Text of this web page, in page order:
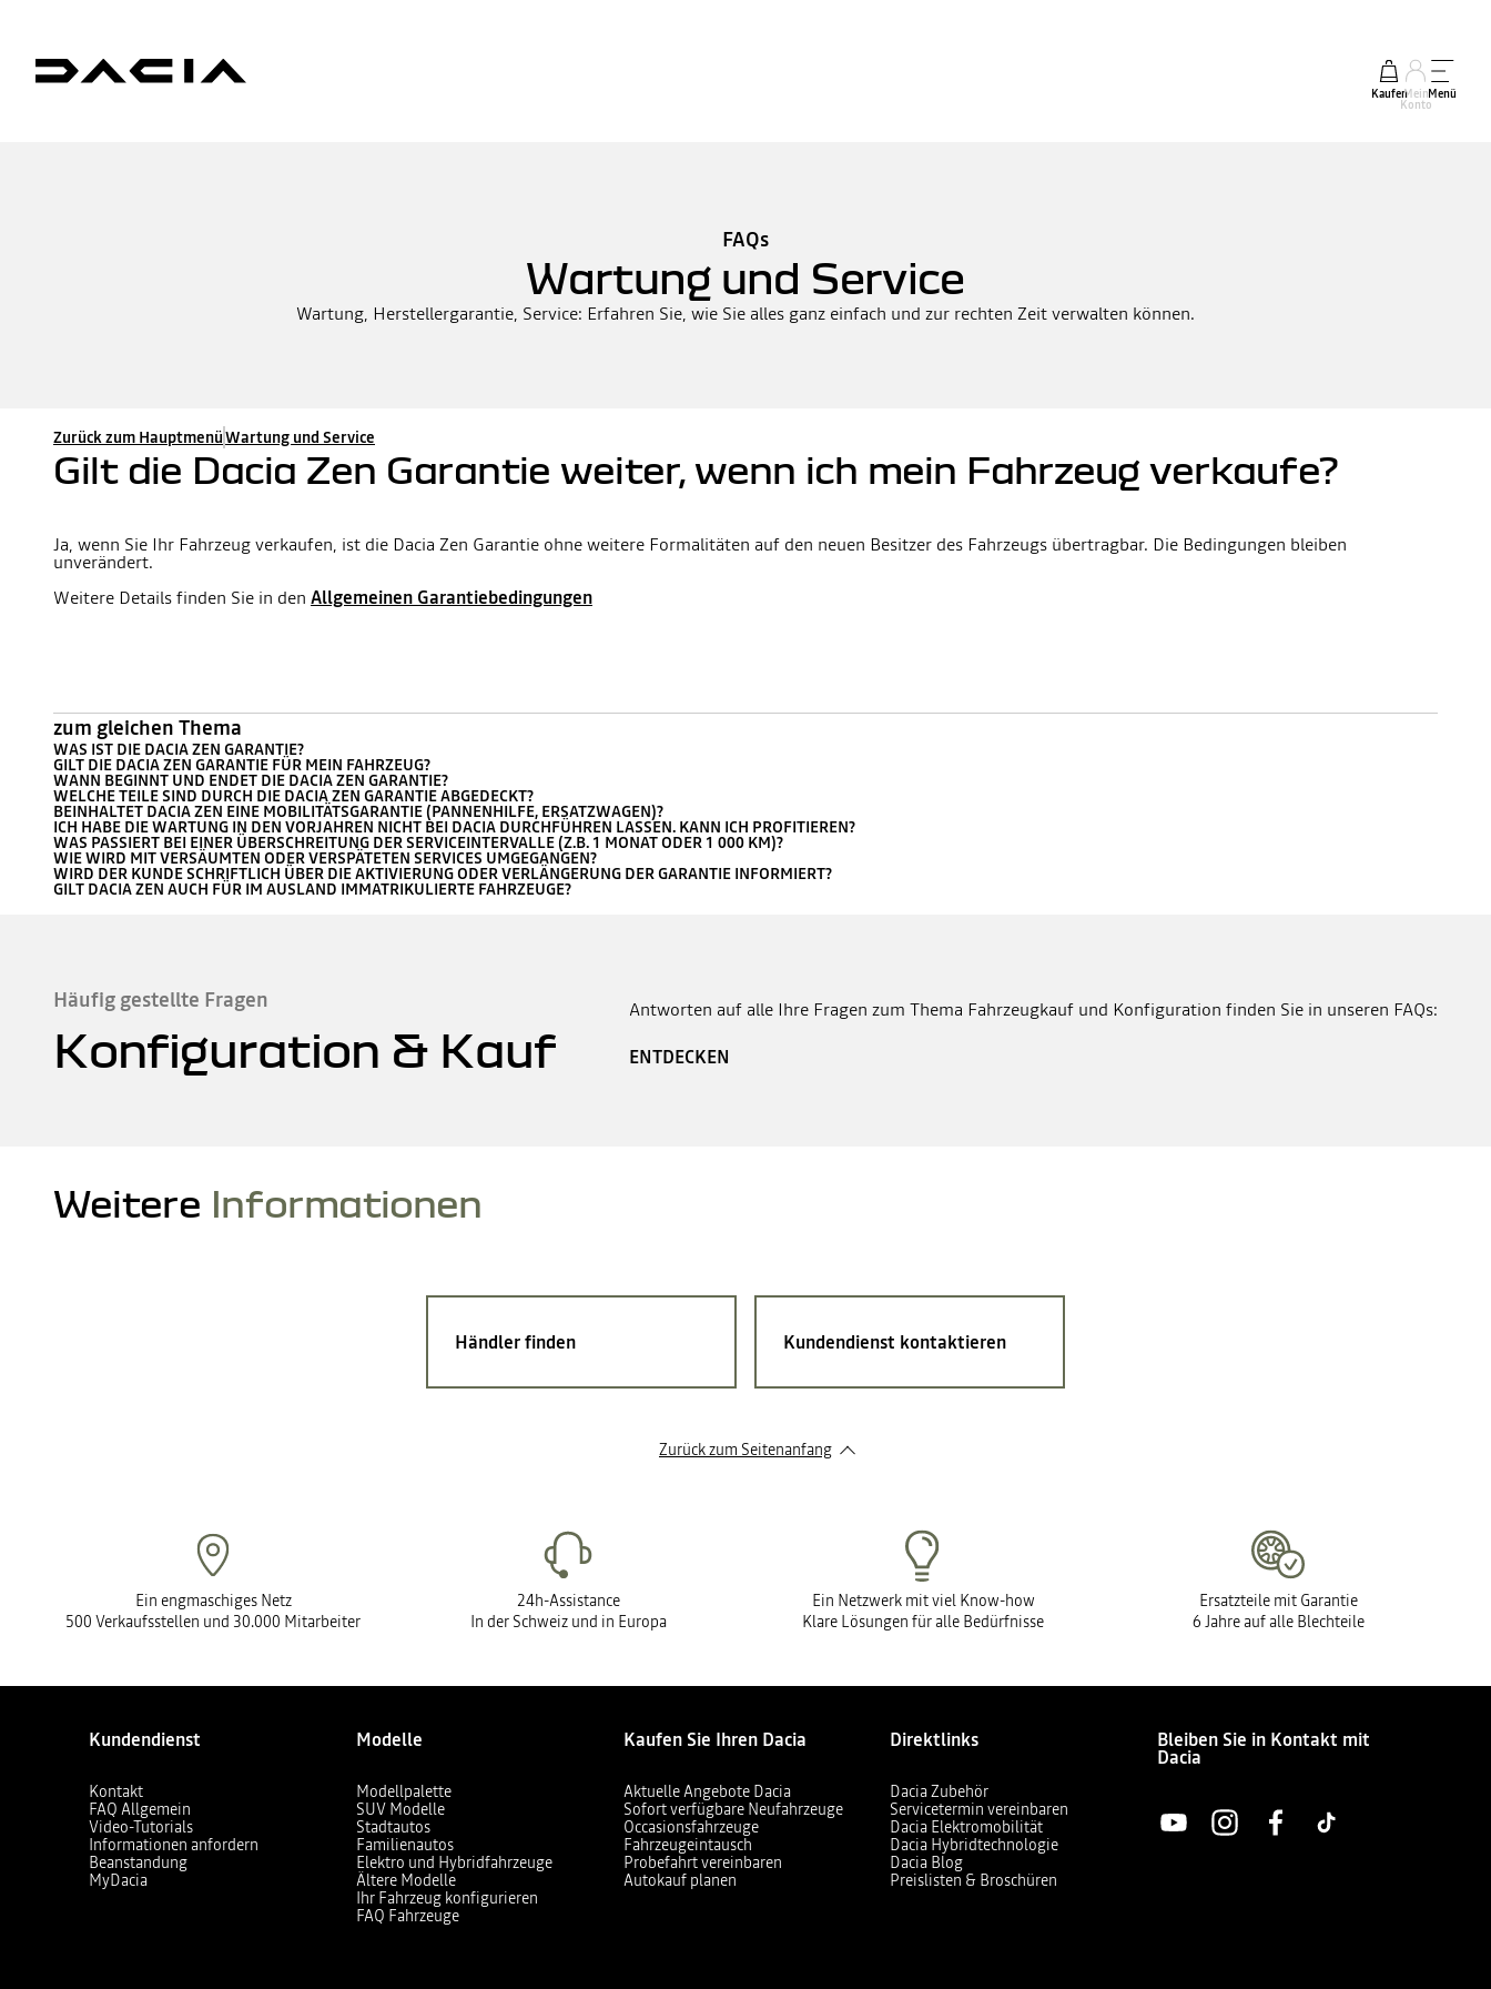
KaufenMein
Konto
Menü
FAQs
Wartung und Service
Wartung, Herstellergarantie, Service: Erfahren Sie, wie Sie alles ganz einfach und zur rechten Zeit verwalten können.
Zurück zum HauptmenüWartung und Service
Gilt die Dacia Zen Garantie weiter, wenn ich mein Fahrzeug verkaufe?
Ja, wenn Sie Ihr Fahrzeug verkaufen, ist die Dacia Zen Garantie ohne weitere Formalitäten auf den neuen Besitzer des Fahrzeugs übertragbar. Die Bedingungen bleiben
unverändert.
Weitere Details finden Sie in den Allgemeinen Garantiebedingungen
zum gleichen Thema
WAS IST DIE DACIA ZEN GARANTIE?
GILT DIE DACIA ZEN GARANTIE FÜR MEIN FAHRZEUG?
WANN BEGINNT UND ENDET DIE DACIA ZEN GARANTIE?
WELCHE TEILE SIND DURCH DIE DACIA ZEN GARANTIE ABGEDECKT?
BEINHALTET DACIA ZEN EINE MOBILITÄTSGARANTIE (PANNENHILFE, ERSATZWAGEN)?
ICH HABE DIE WARTUNG IN DEN VORJAHREN NICHT BEI DACIA DURCHFÜHREN LASSEN. KANN ICH PROFITIEREN?
WAS PASSIERT BEI EINER ÜBERSCHREITUNG DER SERVICEINTERVALLE (Z.B. 1 MONAT ODER 1 000 KM)?
WIE WIRD MIT VERSÄUMTEN ODER VERSPÄTETEN SERVICES UMGEGANGEN?
WIRD DER KUNDE SCHRIFTLICH ÜBER DIE AKTIVIERUNG ODER VERLÄNGERUNG DER GARANTIE INFORMIERT?
GILT DACIA ZEN AUCH FÜR IM AUSLAND IMMATRIKULIERTE FAHRZEUGE?
Häufig gestellte Fragen
Konfiguration & Kauf
Antworten auf alle Ihre Fragen zum Thema Fahrzeugkauf und Konfiguration finden Sie in unseren FAQs:
ENTDECKEN
Weitere Informationen
Händler finden Kundendienst kontaktieren
Zurück zum Seitenanfang
Ein engmaschiges Netz
500 Verkaufsstellen und 30.000 Mitarbeiter
24h-Assistance
In der Schweiz und in Europa
Ein Netzwerk mit viel Know-how
Klare Lösungen für alle Bedürfnisse
Ersatzteile mit Garantie
6 Jahre auf alle Blechteile
Kundendienst
Kontakt
FAQ Allgemein
Video-Tutorials
Informationen anfordern
Beanstandung
MyDacia
Modelle
Modellpalette
SUV Modelle
Stadtautos
Familienautos
Elektro und Hybridfahrzeuge
Ältere Modelle
Ihr Fahrzeug konfigurieren
FAQ Fahrzeuge
Kaufen Sie Ihren Dacia
Aktuelle Angebote Dacia
Sofort verfügbare Neufahrzeuge
Occasionsfahrzeuge
Fahrzeugeintausch
Probefahrt vereinbaren
Autokauf planen
Direktlinks
Dacia Zubehör
Servicetermin vereinbaren
Dacia Elektromobilität
Dacia Hybridtechnologie
Dacia Blog
Preislisten & Broschüren
Bleiben Sie in Kontakt mit
Dacia